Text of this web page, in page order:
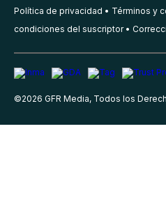
Política de privacidad Términos y
condiciones del suscriptor
©2026 GFR Media, Todos los